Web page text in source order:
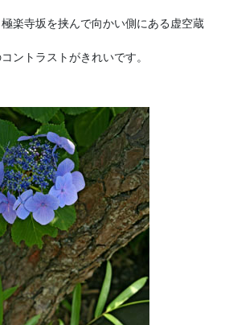
楽寺坂を挟んで向かい側にある虚空蔵
ントラストがきれいです。